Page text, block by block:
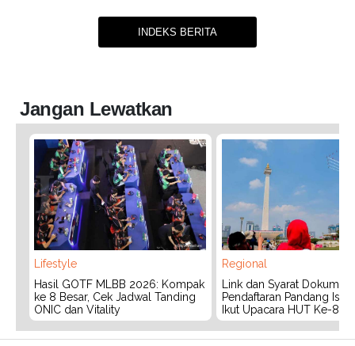
INDEKS BERITA
Jangan Lewatkan
Lifestyle
Hasil GOTF MLBB 2026: Kompak
ke 8 Besar, Cek Jadwal Tanding
ONIC dan Vitality
Regional
Link dan Syarat Dokumen
Pendaftaran Pandang
Ikut Upacara HUT Ke-81